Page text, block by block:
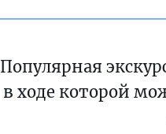
Популярная
в ходе которой